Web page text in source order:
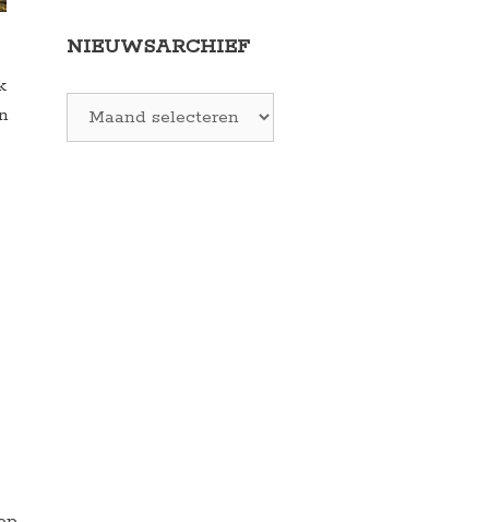
NIEUWSARCHIEF